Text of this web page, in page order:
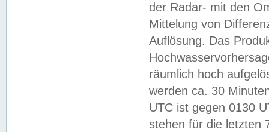
der Radar- mit den
Mittelung von
Auflösung. Das
räumlich hoch
werden ca. 30
UTC ist gegen 0130
stehen für die letzten